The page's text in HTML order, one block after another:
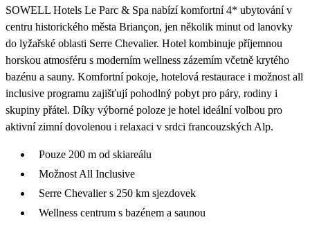
SOWELL Hotels Le Parc & Spa nabízí komfortní 4* ubytování v
centru historického města Briançon, jen několik minut od lanovky
do lyžařské oblasti Serre Chevalier. Hotel kombinuje příjemnou
horskou atmosféru s moderním wellness zázemím včetně krytého
bazénu a sauny. Komfortní pokoje, hotelová restaurace i možnost all
inclusive programu zajišťují pohodlný pobyt pro páry, rodiny i
skupiny přátel. Díky výborné poloze je hotel ideální volbou pro
aktivní zimní dovolenou i relaxaci v srdci francouzských Alp.
Pouze 200 m od skiareálu
Možnost All Inclusive
Serre Chevalier s 250 km sjezdovek
Wellness centrum s bazénem a saunou